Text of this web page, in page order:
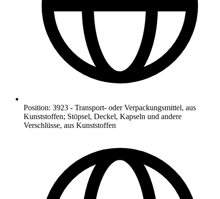
Position: 3923 - Transport- oder Verpackungsmittel, aus
Kunststoffen; Stöpsel, Deckel, Kapseln und andere
Verschlüsse, aus Kunststoffen